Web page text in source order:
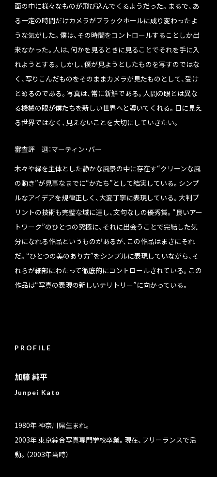
面の中に様々なものが飛び込んでくるようだった。まるで、あ
る一定の時間だけカメラがブラックホールに成り変わったよ
うな気がした。僕は、その時間をコントロールすることしか出
来なかった。人は、何かを見るときに見ることでそれを手に入
れようとする。しかし、僕が見ようとしたものを写すのではな
く、写りこんだものをそのままカメラが見たものとして、受け
とめるのである。写真は、常に新鮮である。人間の眼とは異な
る機械の眼が僕たちを新しい世界へと導いてくれる。目に見え
る世界ではなく、見えないことを大切にしていきたい。
審査評 選：マーティン・バー
木々や緑を主体とした静かな風景の中に存在す“クリーンな風
の動き”が見事なまでに“かたち”として結実している。シンプ
ルなアイデアを規律正しく、大変丁寧に表現している。大判プ
リントの技術も完璧な域に達し、文句なしの優秀賞。“良いアー
トワーク”のひとつの究極に、それに出会うことで完結した気
分になれる作品というものがあるが、この作品はまさにそれ
だ。“ひとつの美のあり方”をシンプルに表現していながら、そ
れらが細部にわたって徹底的にコントロールされている。この
作品は“写真の表現の新しいテリトリー”に向かっている。
PROFILE
加藤 純平
Junpei Kato
1980年 神奈川県生まれ。
2003年 東京綜合写真専門学校卒業。現在、フリーランスで活
動。（2003年当時）